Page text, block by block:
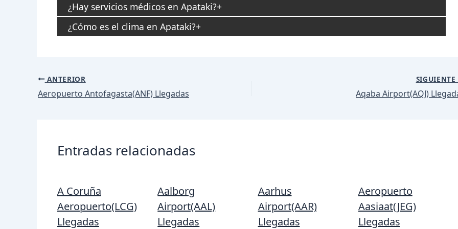
¿Hay servicios médicos en Apataki?
¿Cómo es el clima en Apataki?
Navegación
de
ANTERIOR
Aeropuerto Antofagasta(ANF) Llegadas
SIGUIENTE
Aqaba Airport(AQJ)
Entradas relacionadas
A Coruña
Aeropuerto(LCG)
Llegadas
Aalborg
Airport(AAL)
Llegadas
Aarhus
Airport(AAR)
Llegadas
Aeropuerto
Aasiaat(JEG)
Llegadas